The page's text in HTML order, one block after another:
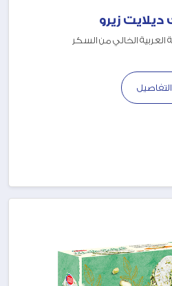
زيرو
الخالي من السكر
التفاصيل